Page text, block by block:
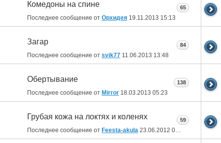
Комедоны на спине
Последнее сообщение от Орхидея 19.11.2013 15:13
65
Загар
Последнее сообщение от svik77 11.06.2013 13:48
84
Обертывание
Последнее сообщение от Mirror 18.03.2013 05:23
138
Грубая кожа на локтях и коленях
Последнее сообщение от Feesta-akula 23.06.2012 03:13
59